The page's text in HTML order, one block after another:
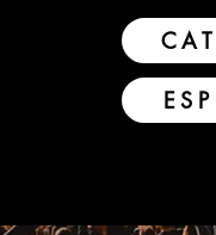
CAT
ESP